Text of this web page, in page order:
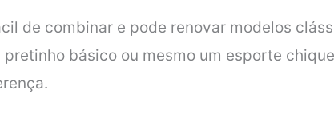
de combinar e pode renovar modelos
básico ou mesmo um esporte